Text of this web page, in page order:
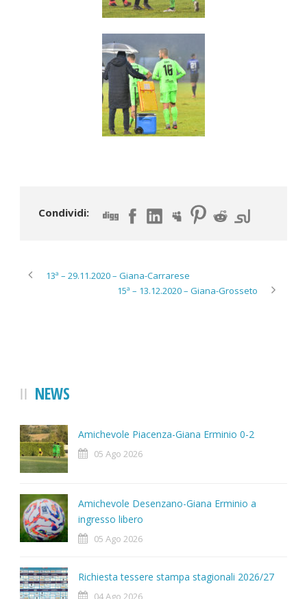
Condividi:
13ª – 29.11.2020 – Giana-Carrarese
15ª – 13.12.2020 – Giana-Grosseto
NEWS
Amichevole Piacenza-Giana Erminio 0-2
05 Ago 2026
Amichevole Desenzano-Giana Erminio a
ingresso libero
05 Ago 2026
Richiesta tessere stampa stagionali 2026/27
04 Ago 2026